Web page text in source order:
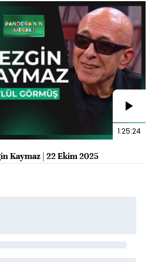
1:25:24
Kaymaz | 22 Ekim 2025